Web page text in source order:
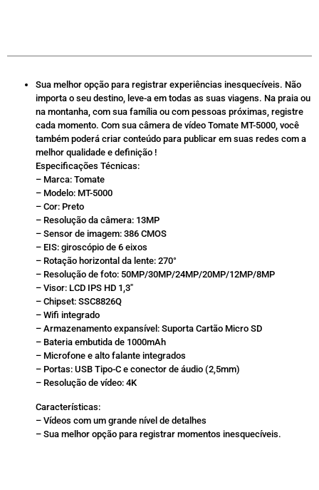
Sua melhor opção para registrar experiências inesquecíveis. Não
importa o seu destino, leve-a em todas as suas viagens. Na praia ou
na montanha, com sua família ou com pessoas próximas, registre
cada momento. Com sua câmera de vídeo Tomate MT-5000, você
também poderá criar conteúdo para publicar em suas redes com a
melhor qualidade e definição !
Especificações Técnicas:
– Marca: Tomate
– Modelo: MT-5000
– Cor: Preto
– Resolução da câmera: 13MP
– Sensor de imagem: 386 CMOS
– EIS: giroscópio de 6 eixos
– Rotação horizontal da lente: 270°
– Resolução de foto: 50MP/30MP/24MP/20MP/12MP/8MP
– Visor: LCD IPS HD 1,3″
– Chipset: SSC8826Q
– Wifi integrado
– Armazenamento expansível: Suporta Cartão Micro SD
– Bateria embutida de 1000mAh
– Microfone e alto falante integrados
– Portas: USB Tipo-C e conector de áudio (2,5mm)
– Resolução de vídeo: 4K
Características:
– Vídeos com um grande nível de detalhes
– Sua melhor opção para registrar momentos inesquecíveis.